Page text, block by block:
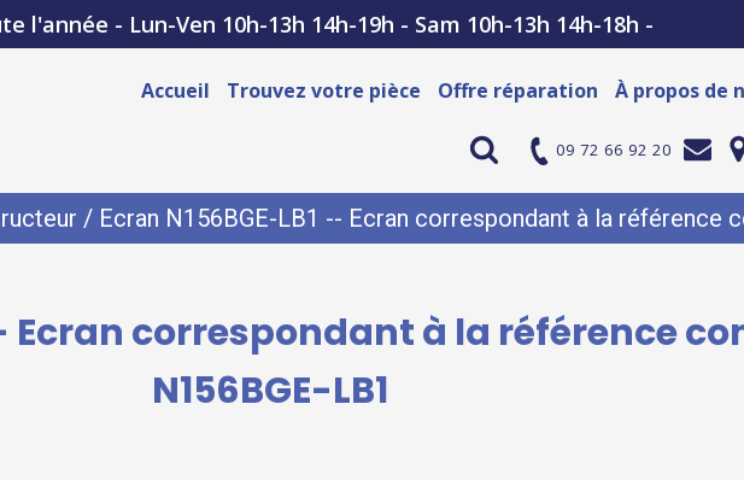
l'année - Lun-Ven 10h-13h 14h-19h - Sam 10h-13h 14h-18h -
Accueil Trouvez votre pièce Offre réparation À propos de
09 72 66 92 20
/ Ecran N156BGE-LB1 -- Ecran correspondant à la référence
Ecran correspondant à la référence
N156BGE-LB1